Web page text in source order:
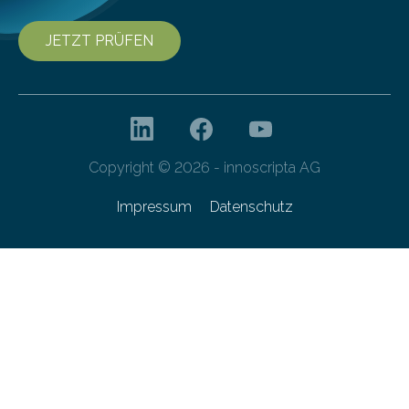
JETZT PRÜFEN
Copyright © 2026 - innoscripta AG
Impressum Datenschutz